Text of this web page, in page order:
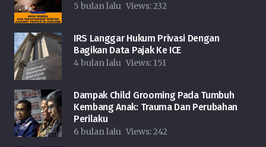
5 bulan lalu Views:232
IRS Langgar Hukum Privasi Dengan
Bagikan Data Pajak Ke ICE
4 bulan lalu Views: 151
Dampak Child Grooming Pada Tumbuh
Kembang Anak: Trauma Dan Perubahan
Perilaku
6 bulan lalu Views:242